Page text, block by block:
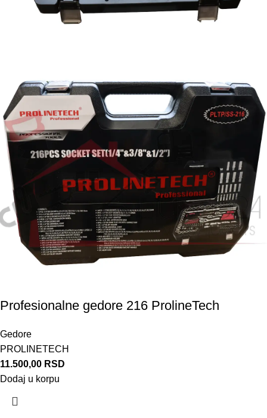
Profesionalne gedore 216 ProlineTech
Gedore
PROLINETECH
11.500,00 RSD
Dodaj u korpu